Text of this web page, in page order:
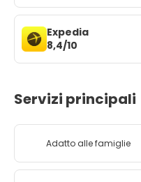
Expedia
8,4/10
Servizi principali
Adatto alle famiglie